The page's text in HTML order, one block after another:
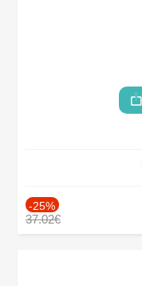
-25%
37.02€